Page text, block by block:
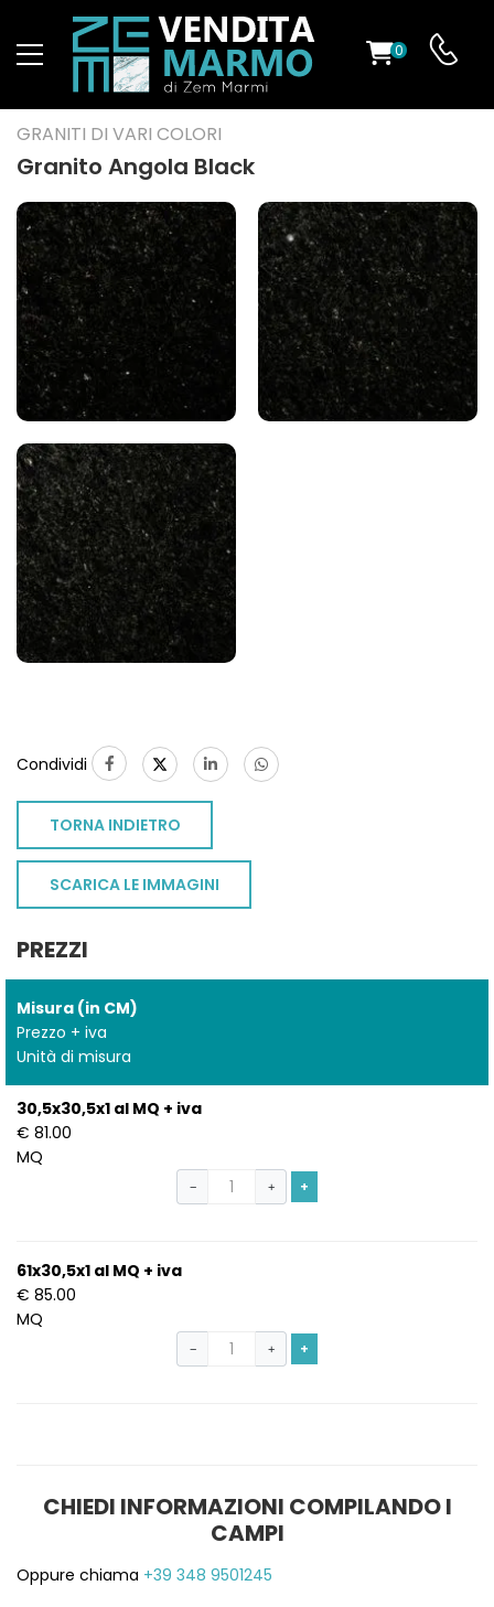
0
GRANITI DI VARI COLORI
Granito Angola Black
Condividi
TORNA INDIETRO
SCARICA LE IMMAGINI
PREZZI
Misura (in CM)
Prezzo + iva
Unità di misura
30,5x30,5x1 al MQ + iva
€ 81.00
MQ
− + +
61x30,5x1 al MQ + iva
€ 85.00
MQ
− + +
CHIEDI INFORMAZIONI COMPILANDO I
CAMPI
Oppure chiama +39 348 9501245